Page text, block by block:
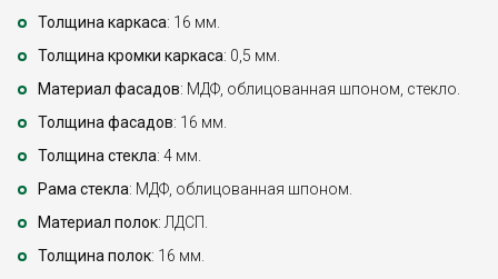
Толщина каркаса: 16 мм.
Толщина кромки каркаса: 0,5 мм.
Материал фасадов: МДФ, облицованная шпоном, стекло.
Толщина фасадов: 16 мм.
Толщина стекла: 4 мм.
Рама стекла: МДФ, облицованная шпоном.
Материал полок: ЛДСП.
Толщина полок: 16 мм.